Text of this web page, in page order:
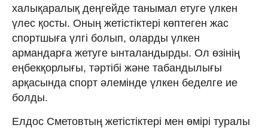
халықаралық деңгейде танымал етуге үлкен
үлес қосты. Оның жетістіктері көптеген жас
спортшыға үлгі болып, оларды үлкен
армандарға жетуге ынталандырды. Ол өзінің
еңбекқорлығы, тәртібі және табандылығы
арқасында спорт әлемінде үлкен беделге ие
болды.
Елдос Сметовтың жетістіктері мен өмірі туралы